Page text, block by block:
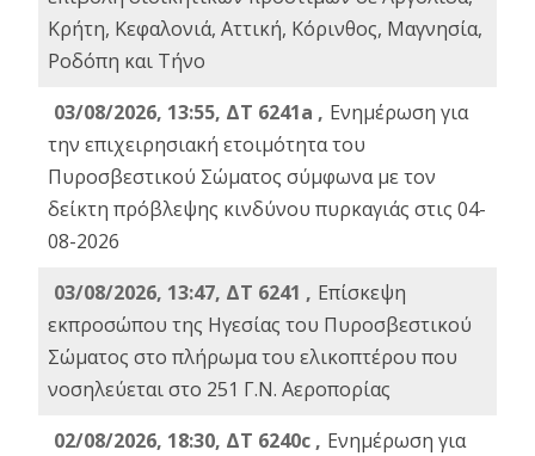
Κρήτη, Κεφαλονιά, Αττική, Κόρινθος, Μαγνησία,
Ροδόπη και Τήνο
03/08/2026, 13:55, ΔΤ 6241a , Ενημέρωση για
την επιχειρησιακή ετοιμότητα του
Πυροσβεστικού Σώματος σύμφωνα με τον
δείκτη πρόβλεψης κινδύνου πυρκαγιάς στις 04-
08-2026
03/08/2026, 13:47, ΔΤ 6241 , Επίσκεψη
εκπροσώπου της Ηγεσίας του Πυροσβεστικού
Σώματος στο πλήρωμα του ελικοπτέρου που
νοσηλεύεται στο 251 Γ.Ν. Αεροπορίας
02/08/2026, 18:30, ΔΤ 6240c , Ενημέρωση για